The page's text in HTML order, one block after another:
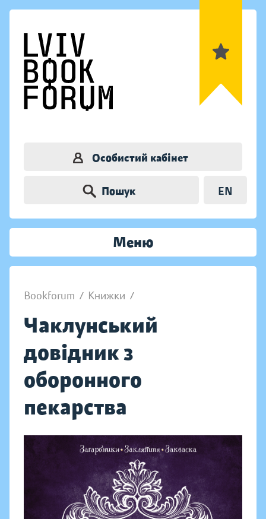
Особистий кабінет
Пошук EN
Меню
Bookforum / Книжки /
Чаклунський
довідник з
оборонного
пекарства